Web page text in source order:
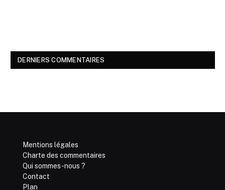
DERNIERS COMMENTAIRES
Mentions légales
Charte des commentaires
Qui sommes-nous ?
Contact
Plan